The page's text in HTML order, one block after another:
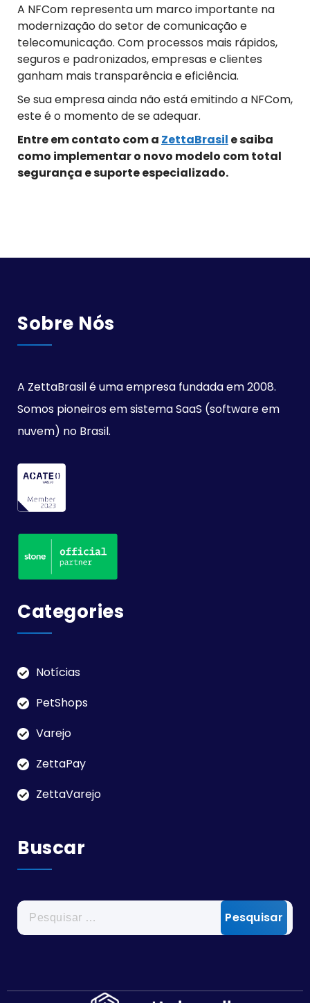
A NFCom representa um marco importante na
modernização do setor de comunicação e
telecomunicação. Com processos mais rápidos,
seguros e padronizados, empresas e clientes
ganham mais transparência e eficiência.
Se sua empresa ainda não está emitindo a NFCom,
este é o momento de se adequar.
Entre em contato com a ZettaBrasil e saiba
como implementar o novo modelo com total
segurança e suporte especializado.
Sobre Nós
A ZettaBrasil é uma empresa fundada em 2008.
Somos pioneiros em sistema SaaS (software em
nuvem) no Brasil.
Categories
Notícias
PetShops
Varejo
ZettaPay
ZettaVarejo
Buscar
Pesquisar
por: